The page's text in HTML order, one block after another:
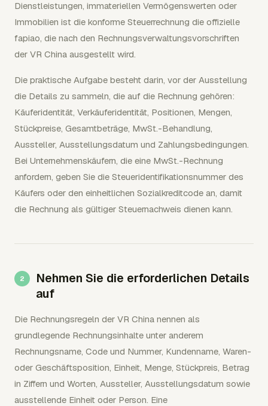
Dienstleistungen, immateriellen Vermögenswerten oder
Immobilien ist die konforme Steuerrechnung die offizielle
fapiao, die nach den Rechnungsverwaltungsvorschriften
der VR China ausgestellt wird.
Die praktische Aufgabe besteht darin, vor der Ausstellung
die Details zu sammeln, die auf die Rechnung gehören:
Käuferidentität, Verkäuferidentität, Positionen, Mengen,
Stückpreise, Gesamtbeträge, MwSt.-Behandlung,
Aussteller, Ausstellungsdatum und Zahlungsbedingungen.
Bei Unternehmenskäufern, die eine MwSt.-Rechnung
anfordern, geben Sie die Steueridentifikationsnummer des
Käufers oder den einheitlichen Sozialkreditcode an, damit
die Rechnung als gültiger Steuernachweis dienen kann.
Nehmen Sie die erforderlichen Details
auf
Die Rechnungsregeln der VR China nennen als
grundlegende Rechnungsinhalte unter anderem
Rechnungsname, Code und Nummer, Kundenname, Waren-
oder Geschäftsposition, Einheit, Menge, Stückpreis, Betrag
in Ziffern und Worten, Aussteller, Ausstellungsdatum sowie
ausstellende Einheit oder Person. Eine